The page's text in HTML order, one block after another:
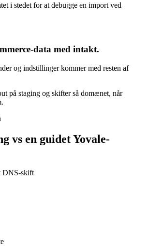
i stedet for at debugge en import ved
data med intakt.
og indstillinger kommer med resten af
på staging og skifter så domænet, når
vs en guidetYovale-
DNS-skift